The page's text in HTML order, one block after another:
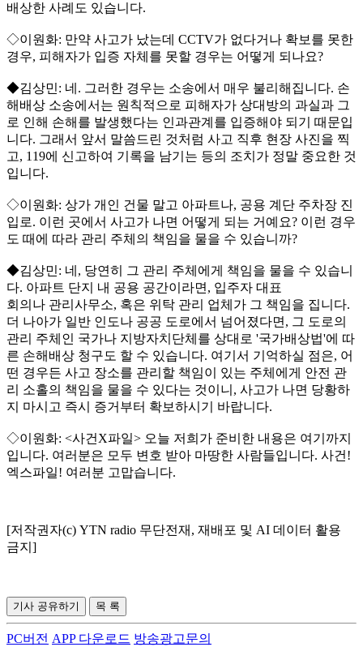
배상한 사례도 있습니다.
◇이원화: 만약 사고가 났는데 CCTV가 없다거나 확보를 못한
경우, 피해자가 입증 자체를 못할 경우는 어떻게 되나요?
◆김상민: 네. 그러한 경우는 소송에서 매우 불리해집니다. 손
해배상 소송에서는 원칙적으로 피해자가 상대방의 과실과 그
로 인해 손해를 발생했다는 인과관계를 입증해야 되기 때문입
니다. 그래서 앞서 말씀드린 것처럼 사고 직후 현장 사진을 찍
고, 119에 신고하여 기록을 남기는 등의 조치가 정말 중요한 것
입니다.
◇이원화: 상가 개인 건물 말고 아파트나, 공용 계단 주차장 진
입로. 이런 곳에서 사고가 나면 어떻게 되는 거예요? 이런 경우
도 때에 따라 관리 주체의 책임을 물을 수 있습니까?
◆김상민: 네, 당연히 그 관리 주체에게 책임을 물을 수 있습니
다. 아파트 단지 내 공용 공간이라면, 입주자 대표
회의나 관리사무소, 혹은 위탁 관리 업체가 그 책임을 집니다.
더 나아가 일반 인도나 공공 도로에서 넘어졌다면, 그 도로의
관리 주체인 국가나 지방자치단체를 상대로 '국가배상법'에 따
른 손해배상 청구도 할 수 있습니다. 여기서 기억하실 점은, 어
떤 경우든 사고 장소를 관리할 책임이 있는 주체에게 안전 관
리 소홀의 책임을 물을 수 있다는 것이니, 사고가 나면 당황하
지 마시고 즉시 증거부터 확보하시기 바랍니다.
◇이원화: <사건X파일> 오늘 저희가 준비한 내용은 여기까지
입니다. 여러분은 모두 변호 받아 마땅한 사람들입니다. 사건!
엑스파일! 여러분 고맙습니다.
[저작권자(c) YTN radio 무단전재, 재배포 및 AI 데이터 활용
금지]
기사 공유하기 목 록
PC버전 APP 다운로드 방송광고문의